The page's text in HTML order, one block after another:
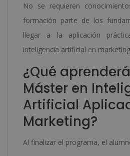
No se requieren
formación parte de los
llegar a la aplicación
inteligencia artificial en
¿Qué
Máster en
Artificial
Marketing?
Al finalizar el programa, el